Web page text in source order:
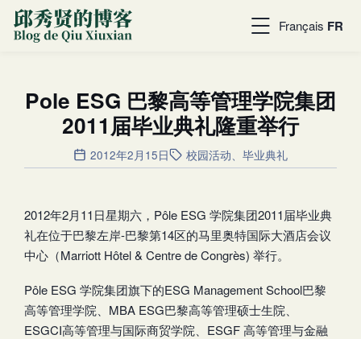
Français FR
Pole ESG 巴黎高等管理学院集团
2011届毕业典礼隆重举行
2012年2月15日 校园活动 、毕业典礼
2012年2月11日星期六，Pôle ESG 学院集团2011届毕业典
礼在位于巴黎左岸-巴黎第14区的马里奥特国际大酒店会议
中心（Marriott Hôtel & Centre de Congrès) 举行。
Pôle ESG 学院集团旗下的ESG Management School巴黎
高等管理学院、MBA ESG巴黎高等管理硕士生院、
ESGCI高等管理与国际商贸学院、ESGF 高等管理与金融